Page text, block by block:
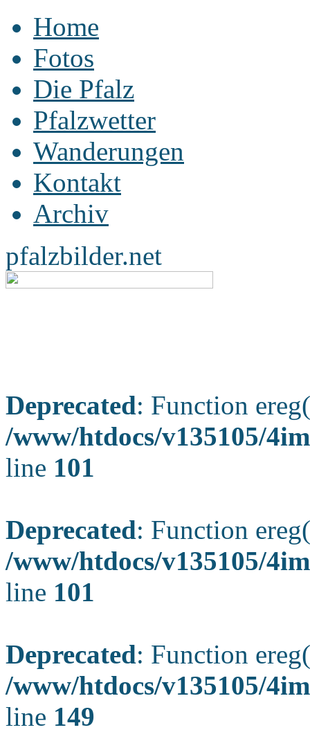
Home
Fotos
Die Pfalz
Pfalzwetter
Wanderungen
Kontakt
Archiv
pfalzbilder.net
Deprecated: Function
/www/htdocs/v135105/
line 101
Deprecated: Function
/www/htdocs/v135105/
line 101
Deprecated: Function
/www/htdocs/v135105/
line 149